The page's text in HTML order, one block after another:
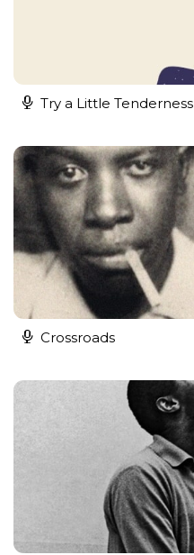
Try a Little Tenderness
Crossroads